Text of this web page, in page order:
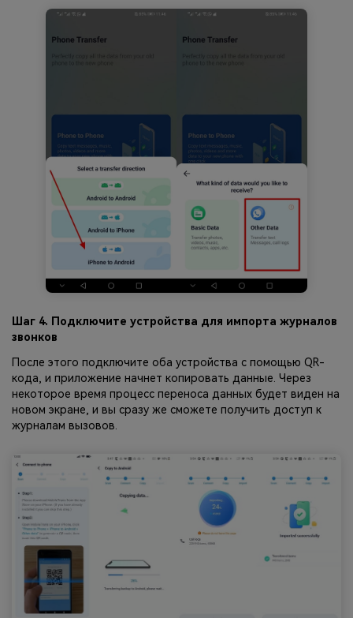
Шаг 4. Подключите устройства для импорта журналов
звонков
После этого подключите оба устройства с помощью QR-
кода, и приложение начнет копировать данные. Через
некоторое время процесс переноса данных будет виден на
новом экране, и вы сразу же сможете получить доступ к
журналам вызовов.